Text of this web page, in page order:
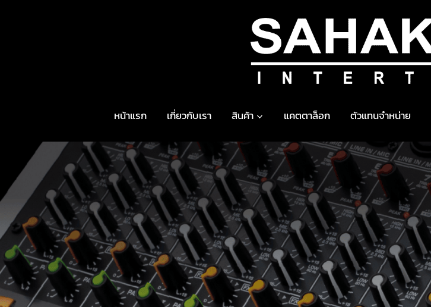
หน้าแรก เกี่ยวกับเรา สินค้า แคตตาล็อก ตัวแทนจำหน่าย